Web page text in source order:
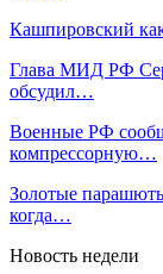
Кашпировский
Глава МИД РФ
обсудил…
Военные РФ
компрессорную…
Золотые
когда…
Новость недели